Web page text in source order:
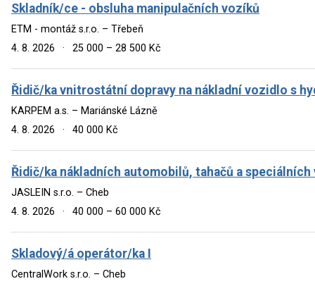
Skladník/ce - obsluha manipulačních vozíků
ETM - montáž s.r.o. – Třebeň
4. 8. 2026
· 25 000 – 28 500 Kč
Řidič/ka vnitrostátní dopravy na nákladní vozidlo s
KARPEM a.s. – Mariánské Lázně
4. 8. 2026
· 40 000 Kč
Řidič/ka nákladních automobilů, tahačů a
JASLEIN s.r.o. – Cheb
4. 8. 2026
· 40 000 – 60 000 Kč
Skladový/á operátor/ka I
CentralWork s.r.o. – Cheb